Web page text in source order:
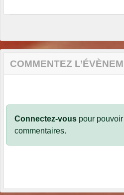
COMMENTEZ
Connectez-vous pour
commentaires.